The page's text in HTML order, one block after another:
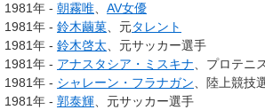
1981年 - 朝霧唯
AV女優
1981年 - 鈴木繭菓 、元タレント
1981年 - 鈴木啓太 、元サッカー選手
1981年 - アナスタシア・ミスキナ 、プロテニ
1981年 - シャレーン・フラナガン 、陸上競技
1981年 - 郭泰輝 、元サッカー選手